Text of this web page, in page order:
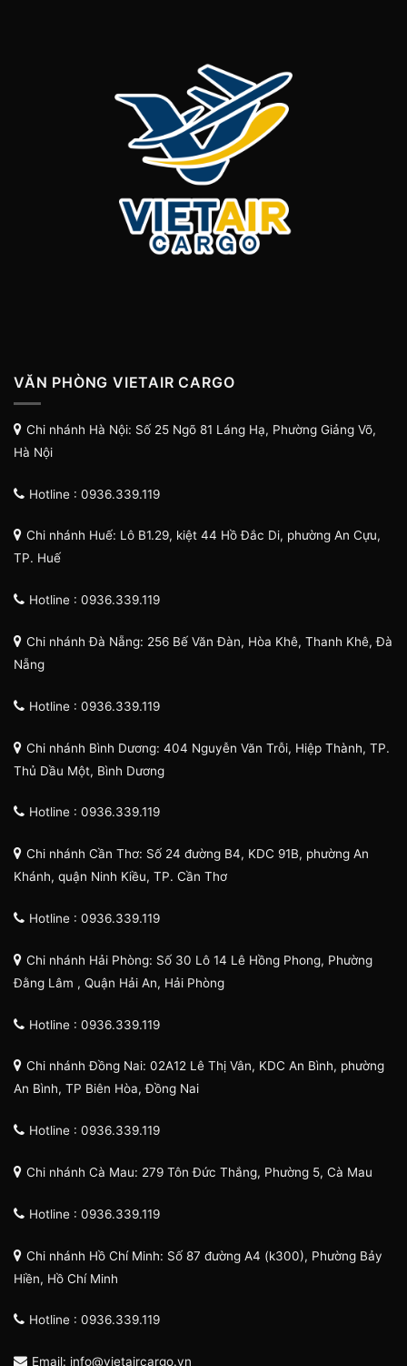
VĂN PHÒNG VIETAIR CARGO
Chi nhánh Hà Nội: Số 25 Ngõ 81 Láng Hạ, Phường Giảng Võ,
Hà Nội
Hotline : 0936.339.119
Chi nhánh Huế: Lô B1.29, kiệt 44 Hồ Đắc Di, phường An Cựu,
TP. Huế
Hotline : 0936.339.119
Chi nhánh Đà Nẵng: 256 Bế Văn Đàn, Hòa Khê, Thanh Khê, Đà
Nẵng
Hotline : 0936.339.119
Chi nhánh Bình Dương: 404 Nguyễn Văn Trỗi, Hiệp Thành, TP.
Thủ Dầu Một, Bình Dương
Hotline : 0936.339.119
Chi nhánh Cần Thơ: Số 24 đường B4, KDC 91B, phường An
Khánh, quận Ninh Kiều, TP. Cần Thơ
Hotline : 0936.339.119
Chi nhánh Hải Phòng: Số 30 Lô 14 Lê Hồng Phong, Phường
Đằng Lâm , Quận Hải An, Hải Phòng
Hotline : 0936.339.119
Chi nhánh Đồng Nai: 02A12 Lê Thị Vân, KDC An Bình, phường
An Bình, TP Biên Hòa, Đồng Nai
Hotline : 0936.339.119
Chi nhánh Cà Mau: 279 Tôn Đức Thắng, Phường 5, Cà Mau
Hotline : 0936.339.119
Chi nhánh Hồ Chí Minh: Số 87 đường A4 (k300), Phường Bảy
Hiền, Hồ Chí Minh
Hotline : 0936.339.119
Email: info@vietaircargo.vn